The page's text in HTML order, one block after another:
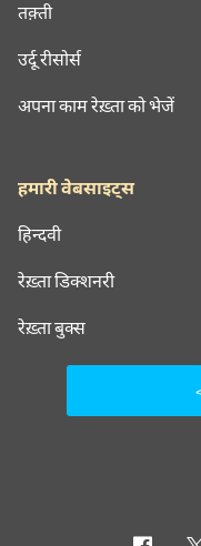
तक़्ती
उर्दू रीसोर्स
अपना काम रेख़्ता को भेजें
हमारी वेबसाइट्स
हिन्दवी
रेख़्ता डिक्शनरी
रेख़्ता बुक्स